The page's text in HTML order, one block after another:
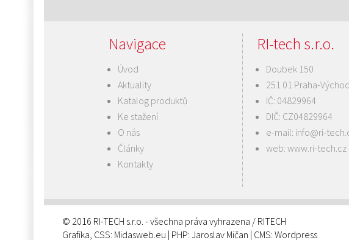
Navigace
Úvod
Aktuality
Katalog produktů
Ke stažení
O nás
Články
Kontakty
RI-tech s.r.o.
Doubek 150
251 01 Praha-Východ
IČ: 04829964
DIČ: CZ04829964
e-mail: info@ri-
web: www.ri-tech.cz
© 2016 RI-TECH s.r.o. - všechna práva vyhrazena / RITECH
Grafika, CSS: Midasweb.eu | PHP: Jaroslav Mičan | CMS: Wordpress